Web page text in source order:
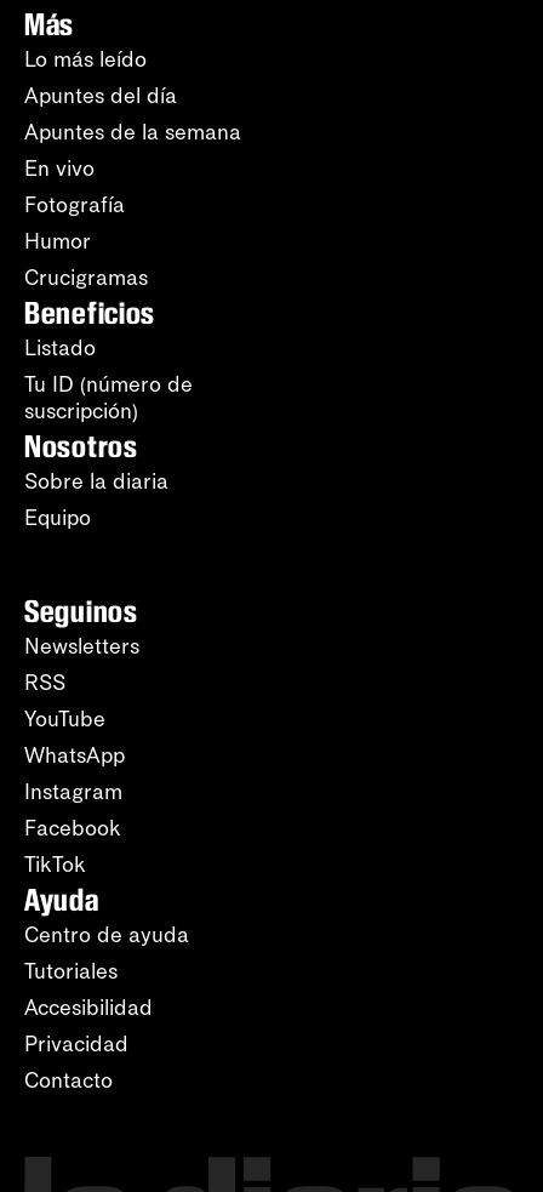
Más
Lo más leído
Apuntes del día
Apuntes de la semana
En vivo
Fotografía
Humor
Crucigramas
Beneficios
Listado
Tu ID (número de
suscripción)
Nosotros
Sobre la diaria
Equipo
Seguinos
Newsletters
RSS
YouTube
WhatsApp
Instagram
Facebook
TikTok
Ayuda
Centro de ayuda
Tutoriales
Accesibilidad
Privacidad
Contacto